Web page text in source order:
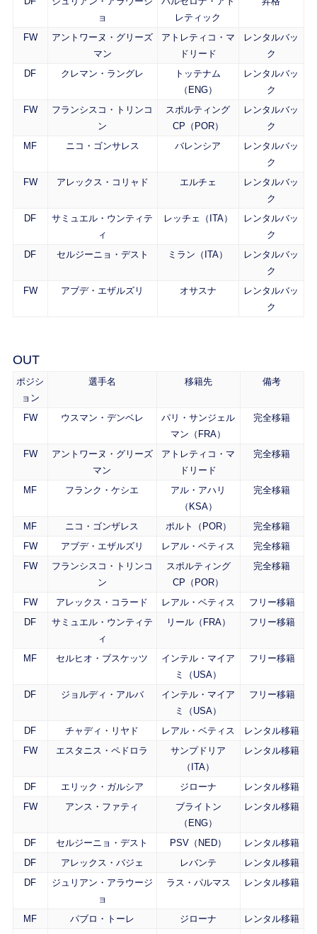
ョ
レティック
FW
アントワーヌ・グリーズ
マン
アトレティコ・マ
ドリード
レンタルバッ
ク
DF
クレマン・ラングレ
トッテナム
（ENG）
レンタルバッ
ク
FW
フランシスコ・トリンコ
ン
スポルティング
CP（POR）
レンタルバッ
ク
MF
ニコ・ゴンサレス バレンシア
レンタルバッ
ク
FW
アレックス・コリャド エルチェ
レンタルバッ
ク
DF
サミュエル・ウンティテ
ィ
レッチェ（ITA）
レンタルバッ
ク
DF
セルジーニョ・デスト ミラン（ITA）
レンタルバッ
ク
FW
アブデ・エザルズリ オサスナ
レンタルバッ
ク
OUT
ポジシ
ョン
選手名 移籍先 備考
FW ウスマン・デンベレ
パリ・サンジェル
マン（FRA）
完全移籍
FW
アントワーヌ・グリーズ
マン
アトレティコ・マ
ドリード
完全移籍
MF フランク・ケシエ
アル・アハリ
（KSA）
完全移籍
MF ニコ・ゴンザレス ポルト（POR）
完全移籍
FW
アブデ・エザルズリ レアル・ベティス
完全移籍
FW
フランシスコ・トリンコ
ン
スポルティング
CP（POR）
完全移籍
FW アレックス・コラード レアル・ベティス
フリー移籍
DF
サミュエル・ウンティテ
ィ
リール（FRA） フリー移籍
MF セルヒオ・ブスケッツ
インテル・マイア
ミ（USA）
フリー移籍
DF ジョルディ・アルバ
インテル・マイア
ミ（USA）
フリー移籍
DF チャディ・リヤド レアル・ベティス
レンタル移籍
FW
エスタニス・ペドロラ
サンプドリア
（ITA）
レンタル移籍
DF エリック・ガルシア ジローナ
レンタル移籍
FW
アンス・ファティ
ブライトン
（ENG）
レンタル移籍
DF セルジーニョ・デスト PSV（NED）
レンタル移籍
DF
アレックス・バジェ レバンテ
レンタル移籍
DF
ジュリアン・アラウージ
ョ
ラス・パルマス レンタル移籍
MF パブロ・トーレ ジローナ
レンタル移籍